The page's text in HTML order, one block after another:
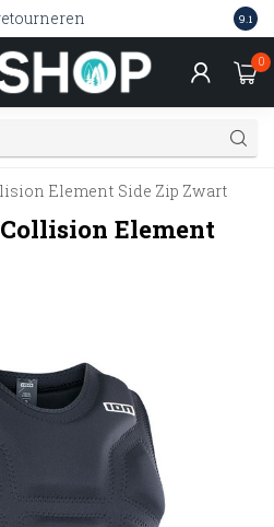
9.1
0
Element Side Zip Zwart
Element